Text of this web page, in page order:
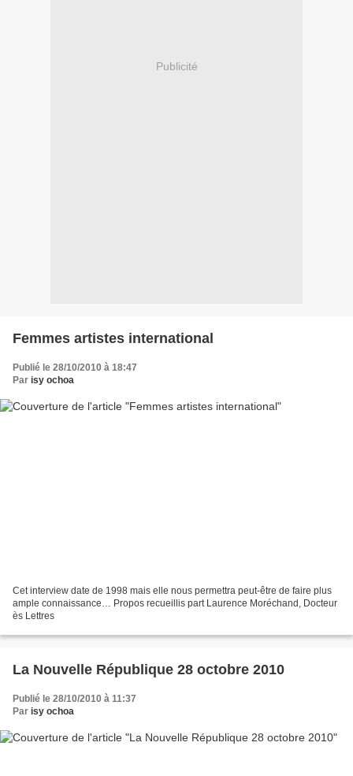
Publicité
Femmes artistes international
Publié le 28/10/2010 à 18:47
Par isy ochoa
Cet interview date de 1998 mais elle nous permettra peut-être de faire plus
ample connaissance… Propos recueillis part Laurence Moréchand, Docteur
ès Lettres
La Nouvelle République 28 octobre 2010
Publié le 28/10/2010 à 11:37
Par isy ochoa